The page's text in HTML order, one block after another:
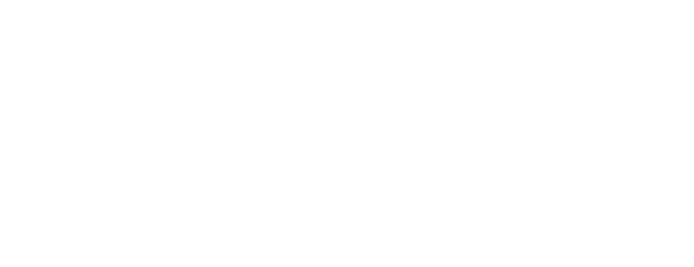
ganpro.net/public_html/wordpress/